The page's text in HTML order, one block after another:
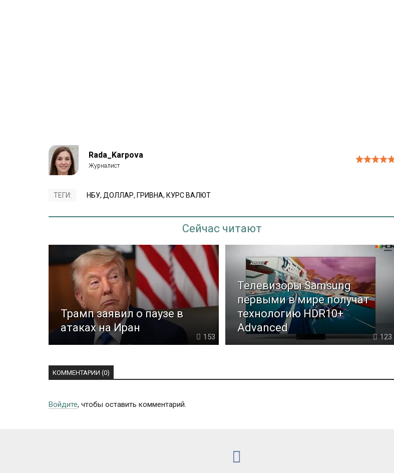
Rada_Karpova
ТЕГИ: НБУ, ДОЛЛАР, ГРИВНА, КУРС ВАЛЮТ
Сейчас читают
Трамп заявил о паузе в
атаках на Иран
153
Телевизоры Samsung
первыми в мире получат
технологию HDR10+
Advanced
123
КОММЕНТАРИИ (0)
Войдите, чтобы оставить комментарий.